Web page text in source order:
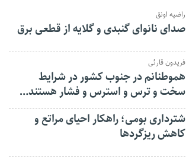
راضیه اونق
صدای نانوای گنبدی و گلایه از قطعی برق
فریدون قارئی
هموطنانم در جنوب کشور در شرایط
سخت و ترس و استرس و فشار هستند…
شترداری بومی؛ راهکار احیای مراتع و
کاهش ریزگردها